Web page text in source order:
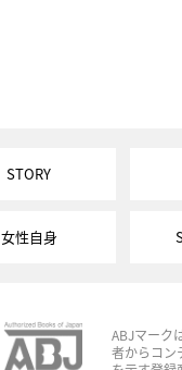
STORY
女性自身
ABJマーク
者からコン